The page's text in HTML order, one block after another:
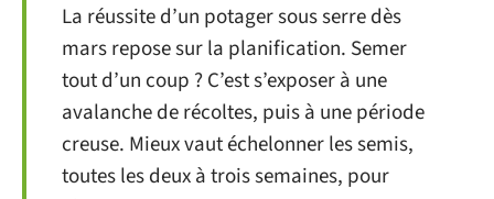
La réussite d’un potager sous serre dès
mars repose sur la planification. Semer
tout d’un coup ? C’est s’exposer à une
avalanche de récoltes, puis à une période
creuse. Mieux vaut échelonner les semis,
toutes les deux à trois semaines, pour